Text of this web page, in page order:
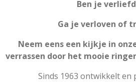
Ben je
Ga je verloven of
Neem eens een kijkje in
verrassen door het mooie
Sinds 1963 ontwikkelt en